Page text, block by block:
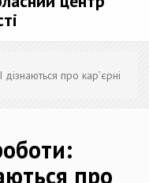
про кар’єрні
про